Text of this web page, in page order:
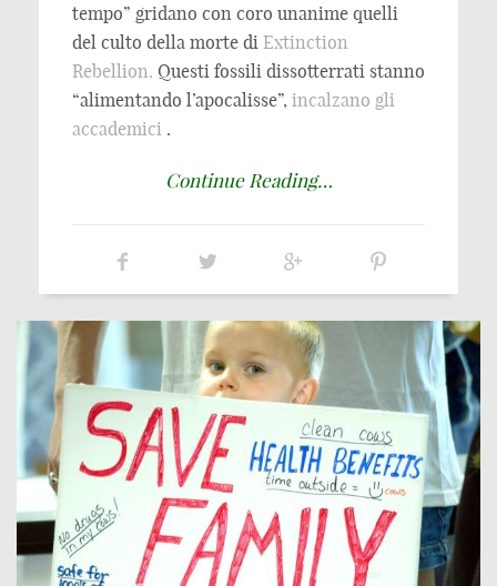
tempo” gridano con coro unanime quelli
del culto della morte di Extinction
Rebellion. Questi fossili dissotterrati stanno
“alimentando l’apocalisse”, incalzano gli
accademici .
Continue Reading…